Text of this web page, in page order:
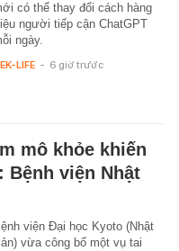
có thể thay đổi cách hàng
người tiếp cận ChatGPT
ngày.
LIFE - 6 giờ trước
mô khỏe khiến
Bệnh viện Nhật
viện Đại học Kyoto (Nhật
vừa công bố một vụ tai